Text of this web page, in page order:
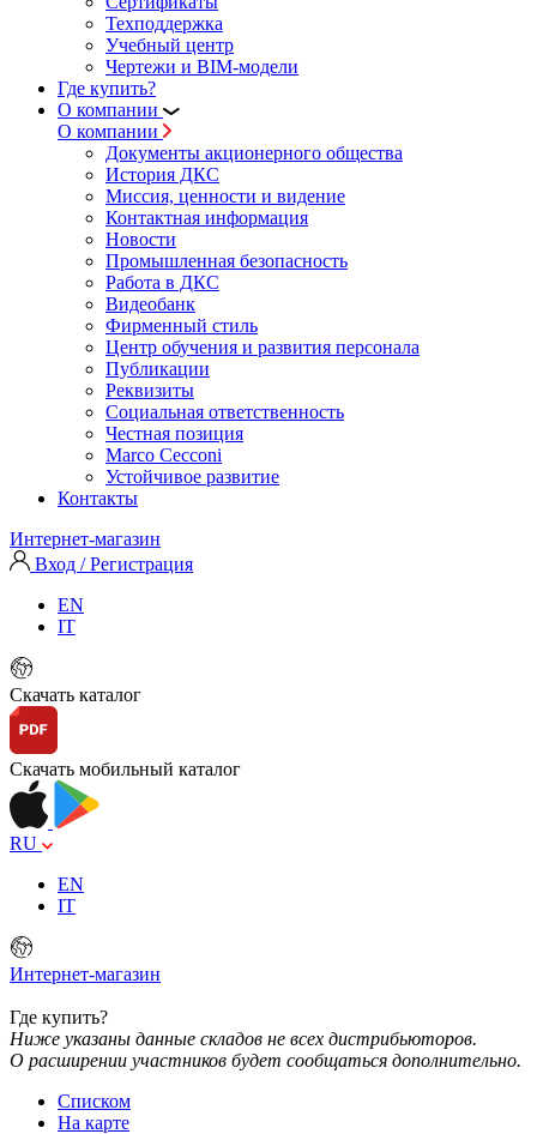
Техподдержка
Учебный центр
Чертежи и BIM-модели
Где купить?
О компании
О компании
Документы акционерного общества
История ДКС
Миссия, ценности и видение
Контактная информация
Новости
Промышленная безопасность
Работа в ДКС
Видеобанк
Фирменный стиль
Центр обучения и развития персонала
Публикации
Реквизиты
Социальная ответственность
Честная позиция
Marco Cecconi
Устойчивое развитие
Контакты
Интернет-магазин
Вход / Регистрация
EN
IT
Скачать каталог
Скачать мобильный каталог
RU
EN
IT
Интернет-магазин
Где купить?
Ниже указаны данные складов не всех дистрибьюторов.
О расширении участников будет сообщаться дополнительно.
Списком
На карте